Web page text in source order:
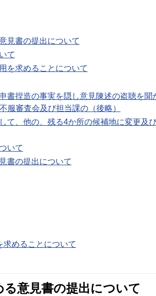
見書の提出について
て
を求めることについて
書捏造の事実を隠し意見陳述の盗聴を聞
服審査会及び担当課の（後略）
て、他の、残る4か所の候補地に変更及
いて
書の提出について
めることについて
意見書の提出について